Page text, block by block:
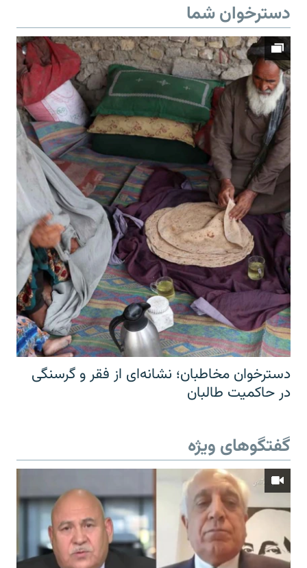
دسترخوان شما
دسترخوان مخاطبان؛ نشانه‌ای از فقر و گرسنگی
در حاکمیت طالبان
گفتگوهای ویژه